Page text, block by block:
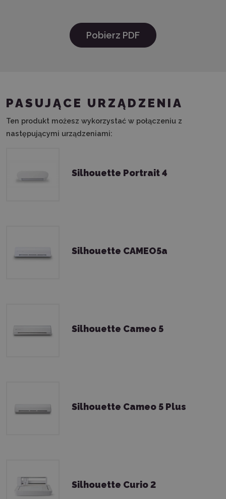
Pobierz PDF
PASUJĄCE URZĄDZENIA
Ten produkt możesz wykorzystać w połączeniu z
następującymi urządzeniami:
Silhouette Portrait 4
Silhouette CAMEO5a
Silhouette Cameo 5
Silhouette Cameo 5 Plus
Silhouette Curio 2